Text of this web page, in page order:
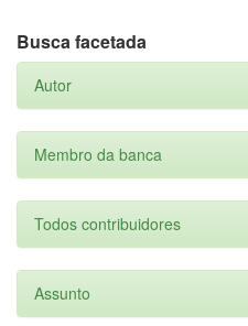
Busca facetada
Autor
Membro da banca
Todos contribuidores
Assunto